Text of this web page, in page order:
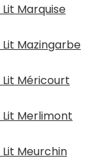
Marquise
Mazingarbe
Méricourt
Merlimont
Meurchin